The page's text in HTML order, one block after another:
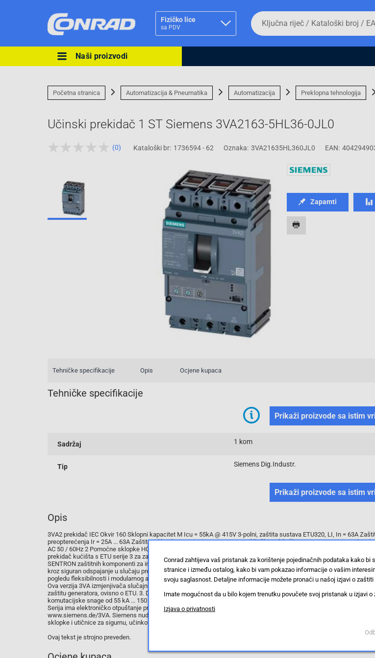
Fizičko lice
sa PDV
Ova postavka prilagođava asortiman proizvoda i
Pravno lice Fizičko lice
Da
biste
potražili
proizvod,
broj,
EAN
serijski
broj
Naši proizvodi
Početna stranica Automatizacija & Pneumatika Automatizacija Preklopna tehnologija
Učinski prekidač 1 ST Siemens 3VA2163-5HL36-0JL0
(0) Kataloški br: 1736594 - 62 Oznaka: 3VA21635HL360JL0 EAN:
Zapamti
Tehničke specifikacije Opis Ocjene kupaca
Tehničke specifikacije
Prikaži proizvode sa istim
Sadržaj 1 kom
Tip Siemens Dig.Industr.
Prikaži proizvode sa istim
Opis
3VA2 prekidač IEC Okvir 160 Sklopni kapacitet M Icu = 55kA @ 415V 3-polni, zaštita sustava ETU320, LI, In = 63A
preopterećenja Ir = 25A ... 63A Zaštita od kratkog spoja Ii = 1,5 ... 12 x U priključku priključka Napon za napajanje (STL)
AC 50 / 60Hz 2 Pomoćne sklopke HQ 1 Isključena signalna sklopka HQ ​​1 Zaštitna signalna sklopka za otpuštanje
prekidač kućišta s ETU serije 3 za zaštitu sustava. 3VA prešani prekidači za slučaj kvarova tvrtke Siemens kao važnu
SENTRON zaštitnih komponenti za industrijske primjene i infrastrukturne aplikacije nude učinkovitu zaštitu sustava,
kroz siguran odspajanje u slučaju preopterećenja i kratkog spoja. 3VA oblikovani prekidači za slučaj kvara postavljaju
pogledu fleksibilnosti i modularnog asortimana. Jedinstveni dodatak za više veličina u svim serijama 3VA1 i 3VA2
Ova verzija 3VA izmjenjivača slučajnog prekidača karakterizira: 1. Kompaktan oblik. 2. Dostupan kao varijanta za zaštitu
zaštitu generatora, ovisno o ETU. 3. Dostupne su kao 3- i 4-polne verzije. 4. Ovisno o veličini: Nazivna struja 25 A ... 630
komutacijske snage od 55 kA ... 150 kA pri 415 V. 6. Instalacija u stalnoj instalaciji, plug-in tehnologija, mogućnost plug-
Serija ima elektroničko otpuštanje preko struje. 8. Modularni i lako instalirani unutarnji pribor s različitim funkcijama.
www.siemens.de/3VA. Siemens nudi kompletan portfelj uređaja za zaštitu, prebacivanje, mjerenje i nadzor,
sklopke i utičnice za sigurnu, učinkovitu električnu infrastrukturu u zgradama i industriji.
Ovaj tekst je strojno preveden.
Conrad zahtijeva vaš pristanak za korištenje pojedinačnih podataka kako
stranice i između ostalog, kako bi vam pokazao informacije o vašim
svoju saglasnost. Detaljne informacije možete pronaći u našoj izjavi o zaštiti
Imate mogućnost da u bilo kojem trenutku povučete svoj pristanak u izjavi o
Izjava o privatnosti